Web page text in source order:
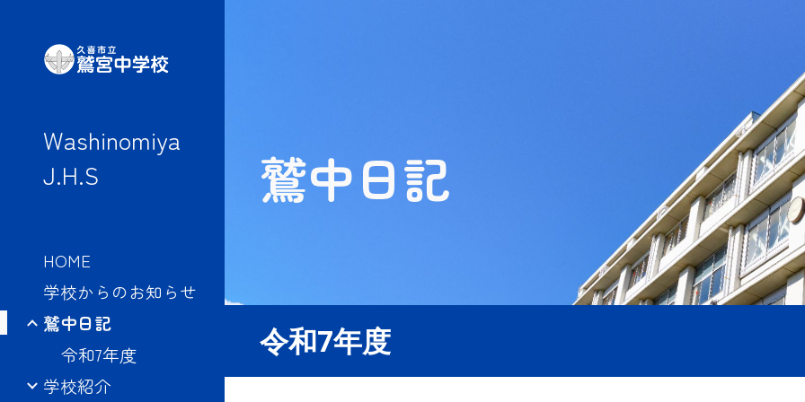
Washinomiya
J.H.S
HOME
学校からのお知らせ
鷲中日記
令和7年度
学校紹介
鷲中日記
令和7年度